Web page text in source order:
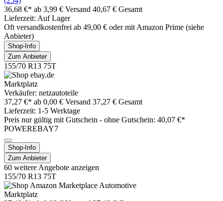
36,68 €* ab 3,99 € Versand 40,67 € Gesamt
Lieferzeit: Auf Lager
Oft versandkostenfrei ab 49,00 € oder mit Amazon Prime (siehe
Anbieter)
Shop-Info
Zum Anbieter
155/70 R13 75T
Marktplatz
Verkäufer: netzautoteile
37,27 €* ab 0,00 € Versand 37,27 € Gesamt
Lieferzeit: 1-5 Werktage
Preis nur gültig mit Gutschein - ohne Gutschein: 40,07 €*
POWEREBAY7
Shop-Info
Zum Anbieter
60 weitere Angebote anzeigen
155/70 R13 75T
Marktplatz